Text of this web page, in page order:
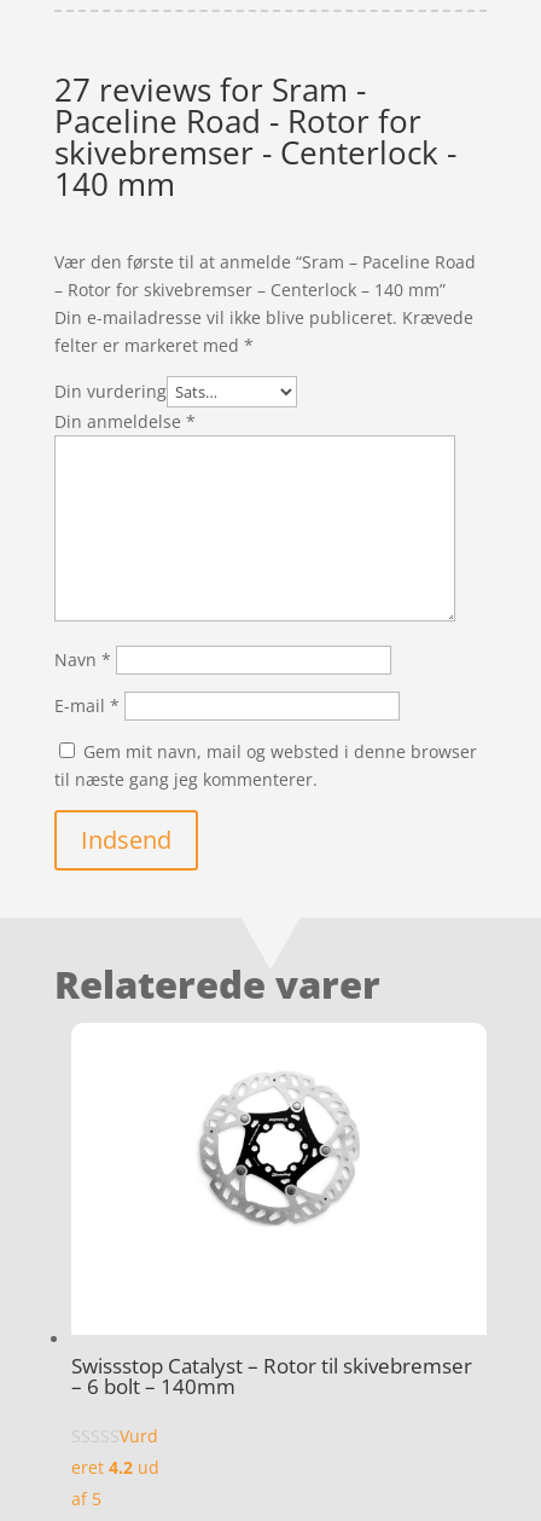
27 reviews for Sram -
Paceline Road - Rotor for
skivebremser - Centerlock -
140 mm
Vær den første til at anmelde “Sram – Paceline Road
– Rotor for skivebremser – Centerlock – 140 mm”
Din e-mailadresse vil ikke blive publiceret. Krævede
felter er markeret med *
Din vurdering
Din anmeldelse *
Navn *
E-mail *
Gem mit navn, mail og websted i denne browser
til næste gang jeg kommenterer.
Indsend
Relaterede varer
Swissstop Catalyst – Rotor til skivebremser
– 6 bolt – 140mm
Vurd
eret 4.2ud
af 5